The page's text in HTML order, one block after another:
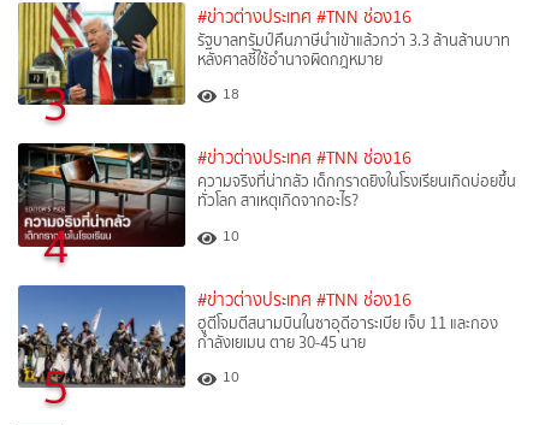
3
#ข่าวต่างประเทศ #TNN ช่อง16
รัฐบาลทรัมป์คืนภาษีนำเข้าแล้วกว่า 3.3 ล้านล้านบาท
หลังศาลชี้ใช้อำนาจผิดกฎหมาย
18
4
#ข่าวต่างประเทศ #TNN ช่อง16
ความจริงที่น่ากลัว เด็กกราดยิงในโรงเรียนเกิดบ่อยขึ้น
ทั่วโลก สาเหตุเกิดจากอะไร?
10
5
#ข่าวต่างประเทศ #TNN ช่อง16
ฮูตีโจมตีสนามบินในซาอุดีอาระเบีย เจ็บ 11 และกอง
กำลังเยเมน ตาย 30-45 นาย
10